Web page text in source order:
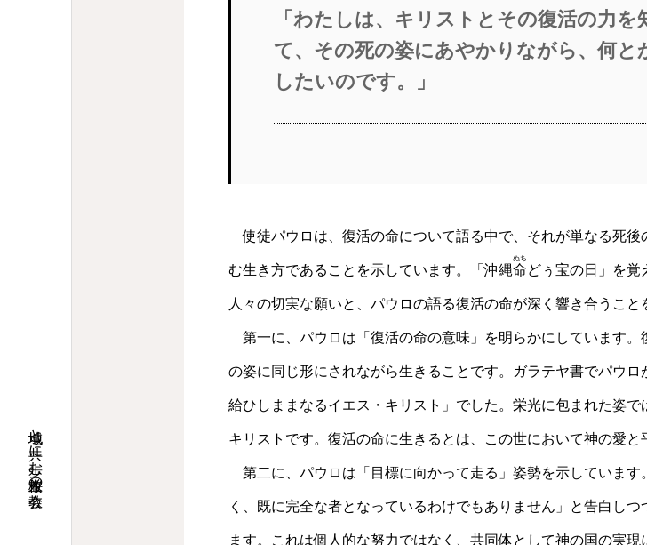
地域と共に歩む桜並木の教会
「わたしは、キリストとその復活の力
て、その死の姿にあやかりながら、何
したいのです。」
使徒パウロは、復活の命について語る中で、それが単なる死
む生き方であることを示しています。「沖縄命
ぬち
どぅ宝の日」を
人々の切実な願いと、パウロの語る復活の命が深く響き合うこと
第一に、パウロは「復活の命の意味」を明らかにしています
の姿に同じ形にされながら生きることです。ガラテヤ書でパウ
給ひしままなるイエス・キリスト」でした。栄光に包まれた姿
キリストです。復活の命に生きるとは、この世において神の愛と
第二に、パウロは「目標に向かって走る」姿勢を示していま
く、既に完全な者となっているわけでもありません」と告白し
ます。これは個人的な努力ではなく、共同体として神の国の実